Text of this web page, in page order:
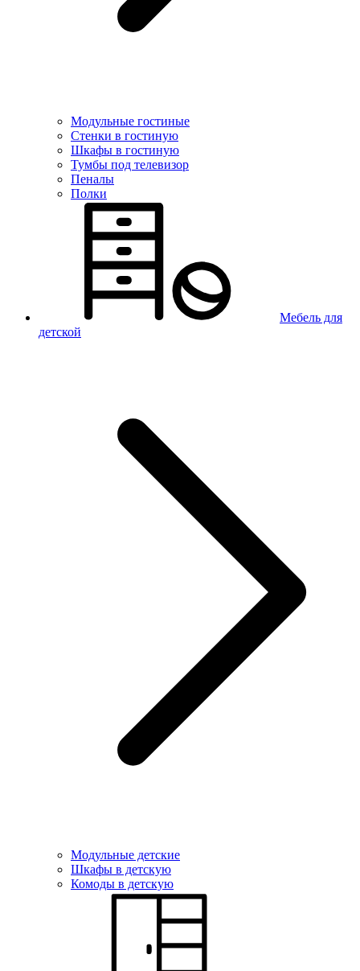
Модульные гостиные
Стенки в гостиную
Шкафы в гостиную
Тумбы под телевизор
Пеналы
Полки
Мебель для
детской
Модульные детские
Шкафы в детскую
Комоды в детскую